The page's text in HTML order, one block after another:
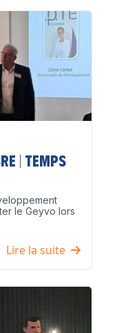
| Temps
le Geyvo lors
Lire la suite